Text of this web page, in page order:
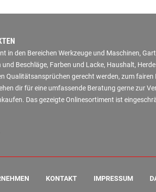
in den Bereichen Werkzeuge und Maschinen,
Beschläge, Farben und Lacke, Haushalt,
Qualitätsansprüchen gerecht werden, zum
dir für eine umfassende Beratung gerne zur
Das gezeigte Onlinesortiment ist
KONTAKT IMPRESSUM